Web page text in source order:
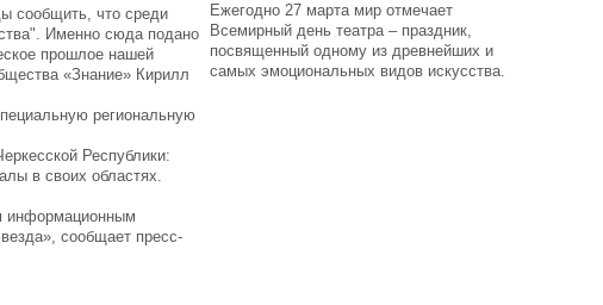
сообщить, что среди
Именно сюда подано
прошлое нашей
«Знание» Кирилл
региональную
Республики:
в своих областях.
информационным
сообщает пресс-
Ежегодно 27 марта мир отмечает
Всемирный день театра – праздник,
посвященный одному из древнейших и
самых эмоциональных видов искусства.